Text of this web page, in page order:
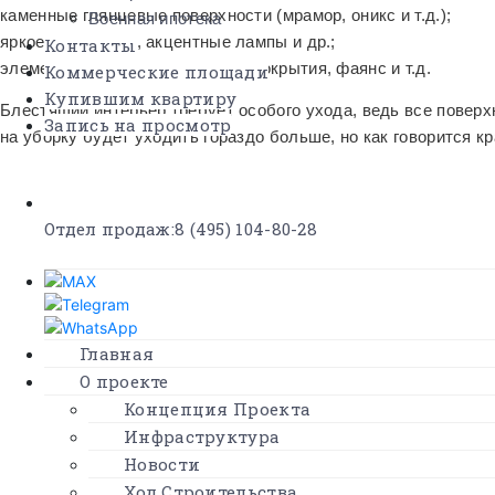
Военная ипотека
Контакты
Коммерческие площади
Купившим квартиру
Запись на просмотр
Отдел продаж:8 (495) 104-80-28
Главная
О проекте
Концепция Проекта
Инфраструктура
Новости
каменные глянцевые поверхности (мрамор, оникс и т.д.);
яркое освещение, акцентные лампы и др.;
элементы лоска, белоснежные покрытия, фаянс и т.д.
Блестящий интерьер требует особого ухода, ведь все
на уборку будет уходить гораздо больше, но как говорится
блестящий интерьер несет в себе еще один прекрасный
котором искрится снег, скрипя под ногами.
Атрибутами блестящего интерьера служат: мишура,
домашнюю атмосферу.
Акции и
спецпредложения
Лето — время новых
возможностей. Квартиры от 4,8
млн.р